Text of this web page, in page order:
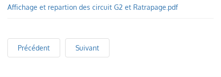
Affichage et repartion des circuit G2 et Ratrapage.pdf
Précédent Suivant